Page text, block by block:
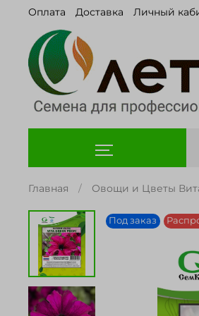
Оплата Доставка Личный
Главная Овощи и Цветы
Под заказ